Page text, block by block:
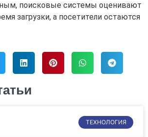
поисковые системы оценивают
загрузки, а посетители остаются
ТЕХНОЛОГИЯ